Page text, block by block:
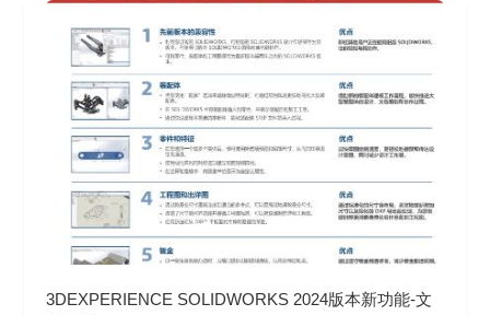
3DEXPERIENCE SOLIDWORKS 2024版本新功能-文